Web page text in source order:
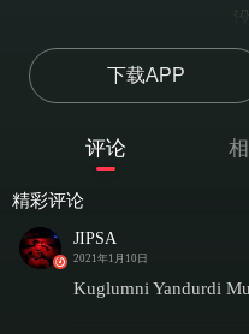
يوق
يوق
يوق
下载APP
评论
精彩评论
JIPSA
2021年1月10日
Kuglumni Yandurdi